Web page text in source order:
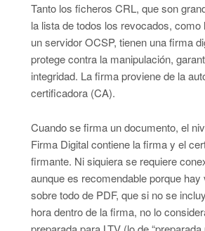
Tanto los ficheros CRL, que son
la lista de todos los revocados, como
un servidor OCSP, tienen una firma
protege contra la manipulación,
integridad. La firma proviene de la
certificadora (CA).
Cuando se firma un documento, el
Firma Digital contiene la firma y el
firmante. Ni siquiera se requiere
aunque es recomendable porque hay
sobre todo de PDF, que si no se
hora dentro de la firma, no lo